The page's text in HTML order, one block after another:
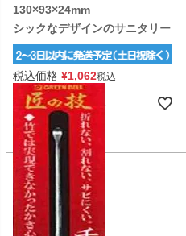
130×93×24mm
シックなデザインのサニタリー
税込価格 ¥1,062税込
カートに入れる